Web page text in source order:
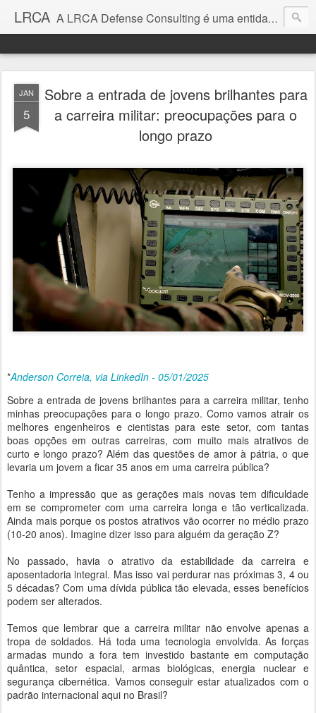
LRCA A LRCA Defense Consulting é uma entidade sem fins lucrativos que se dedica a produzir e divulgar notícias e análises sobre as Empresas de Defesa. Não somos jornalistas e nem este é um blog jornalístico.
JAN
5
Sobre a entrada de jovens brilhantes para
a carreira militar: preocupações para o
longo prazo
*Anderson Correia, via LinkedIn - 05/01/2025
Sobre a entrada de jovens brilhantes para a carreira militar, tenho
minhas preocupações para o longo prazo. Como vamos atrair os
melhores engenheiros e cientistas para este setor, com tantas
boas opções em outras carreiras, com muito mais atrativos de
curto e longo prazo? Além das questões de amor à pátria, o que
levaria um jovem a ficar 35 anos em uma carreira pública?
Tenho a impressão que as gerações mais novas tem dificuldade
em se comprometer com uma carreira longa e tão verticalizada.
Ainda mais porque os postos atrativos vão ocorrer no médio prazo
(10-20 anos). Imagine dizer isso para alguém da geração Z?
No passado, havia o atrativo da estabilidade da carreira e
aposentadoria integral. Mas isso vai perdurar nas próximas 3, 4 ou
5 décadas? Com uma dívida pública tão elevada, esses benefícios
podem ser alterados.
Temos que lembrar que a carreira militar não envolve apenas a
tropa de soldados. Há toda uma tecnologia envolvida. As forças
armadas mundo a fora tem investido bastante em computação
quântica, setor espacial, armas biológicas, energia nuclear e
segurança cibernética. Vamos conseguir estar atualizados com o
padrão internacional aqui no Brasil?